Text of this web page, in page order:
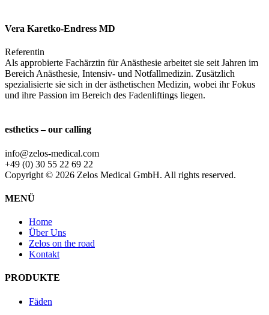
Vera Karetko-Endress MD
Referentin
Als approbierte Fachärztin für Anästhesie arbeitet sie seit Jahren im
Bereich Anästhesie, Intensiv- und Notfallmedizin. Zusätzlich
spezialisierte sie sich in der ästhetischen Medizin, wobei ihr Fokus
und ihre Passion im Bereich des Fadenliftings liegen.
esthetics – our calling
info@zelos-medical.com
+49 (0) 30 55 22 69 22
Copyright © 2026 Zelos Medical GmbH. All rights reserved.
MENÜ
Home
Über Uns
Zelos on the road
Kontakt
PRODUKTE
Fäden